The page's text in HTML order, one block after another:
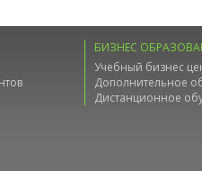
БИЗНЕС
Учебный бизнес
Дополнительное
Дистанционное